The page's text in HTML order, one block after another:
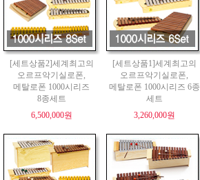
[세트상품2]세계최고의
오르프악기실로폰,
메탈로폰 1000시리즈
8종세트
6,500,000원
[세트상품1]세계최고의
오르프악기실로폰,
메탈로폰 1000시리즈 6종
세트
3,260,000원